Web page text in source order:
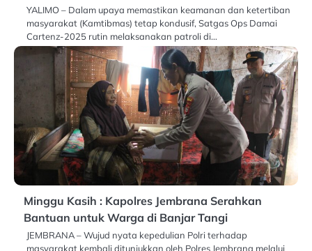
YALIMO – Dalam upaya memastikan keamanan dan ketertiban
masyarakat (Kamtibmas) tetap kondusif, Satgas Ops Damai
Cartenz-2025 rutin melaksanakan patroli di…
Minggu Kasih : Kapolres Jembrana Serahkan
Bantuan untuk Warga di Banjar Tangi
JEMBRANA – Wujud nyata kepedulian Polri terhadap
masyarakat kembali ditunjukkan oleh Polres Jembrana melalui